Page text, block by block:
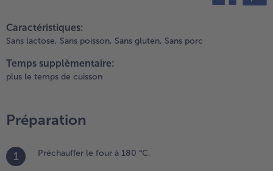
le
fraîche
incorporer.
la
Caractéristiques:
Sans lactose, Sans poisson, Sans gluten, Sans porc
Temps supplèmentaire:
plus le temps de cuisson
Préparation
1 Préchauffer le four à 180 °C.